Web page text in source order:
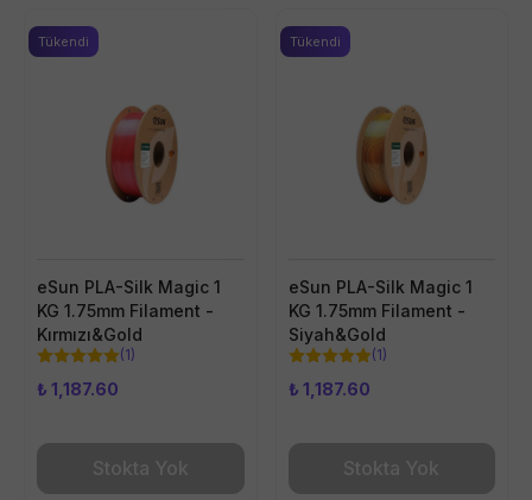
eSun PLA-Silk Magic 1
KG 1.75mm Filament -
Kırmızı&Gold
(1)
Tükendi
₺ 1,187.60
Stokta Yok
eSun PLA-Silk Magic 1
KG 1.75mm Filament -
Siyah&Gold
(1)
Tükendi
₺ 1,187.60
Stokta Yok